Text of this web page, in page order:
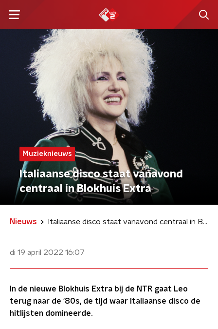
Muzieknieuws
Italiaanse disco staat vanavond
centraal in Blokhuis Extra
Nieuws Italiaanse disco staat vanavond centraal in Blokhuis Extra
di 19 april 2022 16:07
In de nieuwe Blokhuis Extra bij de NTR gaat Leo
terug naar de '80s, de tijd waar Italiaanse disco de
hitlijsten domineerde.